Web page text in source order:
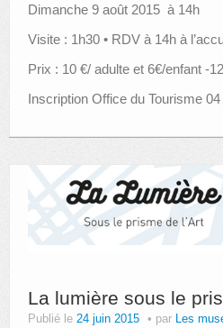
Dimanche 9 août 2015 à 14h
Visite : 1h30 • RDV à 14h à
Prix : 10 €/ adulte et 6€/enfant -
Inscription Office du Tourisme 04
La lumière sous le
Publié le 24 juin 2015 par Les